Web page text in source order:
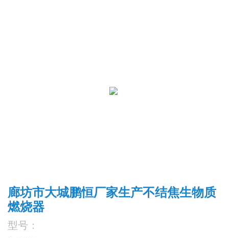
廊坊市大城鹏恒厂家生产不结焦生物质
燃烧器
型号：